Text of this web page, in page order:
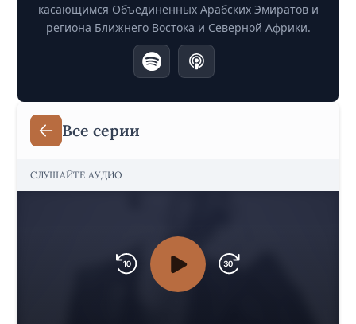
касающимся Объединенных Арабских Эмиратов и
региона Ближнего Востока и Северной Африки.
Все серии
СЛУШАЙТЕ АУДИО